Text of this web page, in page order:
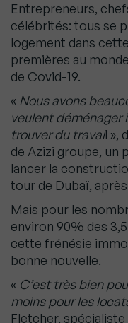
Entrepreneurs,
célébrités: tous se
logement dans
premières au
de Covid-19.
« Nous avons
veulent déménager
trouver du travail »,
de Azizi groupe, un
lancer la
tour de Dubaï,
Mais pour les
environ 90% des
cette frénésie
bonne nouvelle.
« C’est très bien
moins pour les
Fletcher,